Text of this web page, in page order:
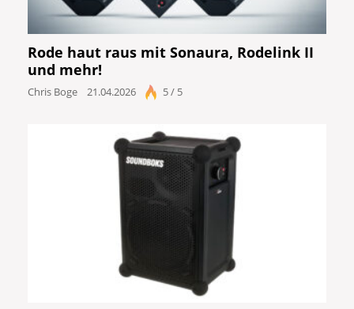
Rode haut raus mit Sonaura, Rodelink II
und mehr!
Chris Boge 21.04.2026 5 / 5